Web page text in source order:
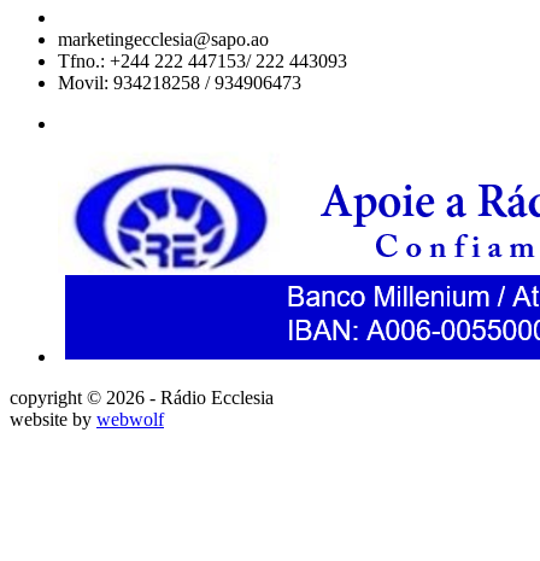
marketingecclesia@sapo.ao
Tfno.: +244 222 447153/ 222 443093
Movil: 934218258 / 934906473
copyright © 2026 - Rádio Ecclesia
website by webwolf